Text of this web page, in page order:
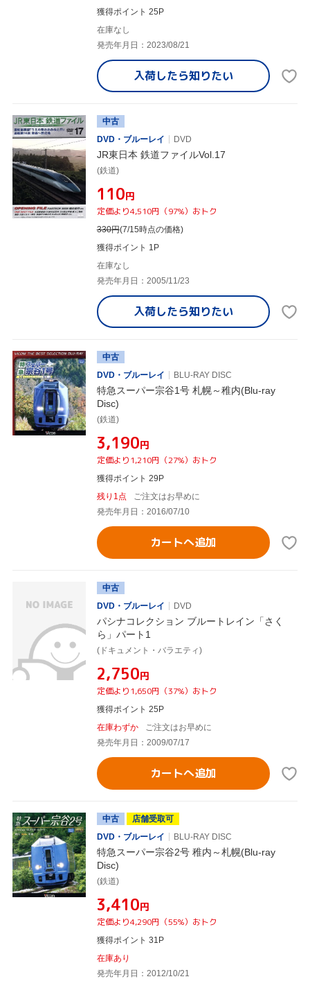
獲得ポイント 25P
在庫なし
発売年月日：2023/08/21
入荷したら知りたい
中古
DVD・ブルーレイ
DVD
JR東日本 鉄道ファイルVol.17
(鉄道)
¥110円
定価より4,510円（97%）おトク
330円(7/15時点の価格)
獲得ポイント 1P
在庫なし
発売年月日：2005/11/23
入荷したら知りたい
中古
DVD・ブルーレイ
BLU-RAY DISC
特急スーパー宗谷1号 札幌～稚内(Blu-ray
Disc)
(鉄道)
¥3,190円
定価より1,210円（27%）おトク
獲得ポイント 29P
残り1点
ご注文はお早めに
発売年月日：2016/07/10
カートへ追加
中古
DVD・ブルーレイ
DVD
パシナコレクション ブルートレイン「さく
ら」パート1
(ドキュメント・バラエティ)
¥2,750円
定価より1,650円（37%）おトク
獲得ポイント 25P
在庫わずか
ご注文はお早めに
発売年月日：2009/07/17
カートへ追加
中古
店舗受取可
DVD・ブルーレイ
BLU-RAY DISC
特急スーパー宗谷2号 稚内～札幌(Blu-ray
Disc)
(鉄道)
¥3,410円
定価より4,290円（55%）おトク
獲得ポイント 31P
在庫あり
発売年月日：2012/10/21